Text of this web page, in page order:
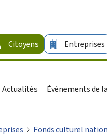
Citoyens Entreprises
Actualités Événements de
Fonds culturel